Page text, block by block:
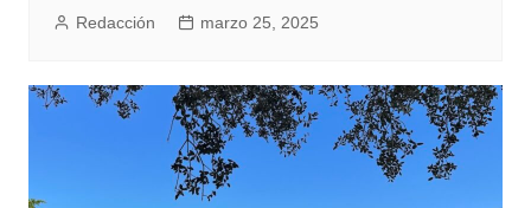
Redacción marzo 25, 2025